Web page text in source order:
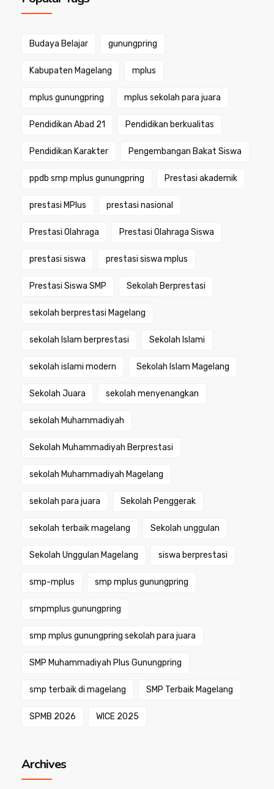
Budaya Belajar gunungpring
Kabupaten Magelang mplus
mplus gunungpring mplus sekolah para juara
Pendidikan Abad 21 Pendidikan berkualitas
Pendidikan Karakter Pengembangan Bakat Siswa
ppdb smp mplus gunungpring Prestasi akademik
prestasi MPlus prestasi nasional
Prestasi Olahraga Prestasi Olahraga Siswa
prestasi siswa prestasi siswa mplus
Prestasi Siswa SMP Sekolah Berprestasi
sekolah berprestasi Magelang
sekolah Islam berprestasi Sekolah Islami
sekolah islami modern Sekolah Islam Magelang
Sekolah Juara sekolah menyenangkan
sekolah Muhammadiyah
Sekolah Muhammadiyah Berprestasi
sekolah Muhammadiyah Magelang
sekolah para juara Sekolah Penggerak
sekolah terbaik magelang Sekolah unggulan
Sekolah Unggulan Magelang siswa berprestasi
smp-mplus smp mplus gunungpring
smpmplus gunungpring
smp mplus gunungpring sekolah para juara
SMP Muhammadiyah Plus Gunungpring
smp terbaik di magelang SMP Terbaik Magelang
SPMB 2026 WICE 2025
Archives